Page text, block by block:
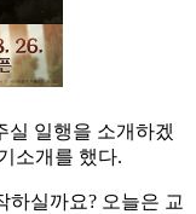
실 일행을 소개하겠
소개를 했다.
하실까요? 오늘은 교